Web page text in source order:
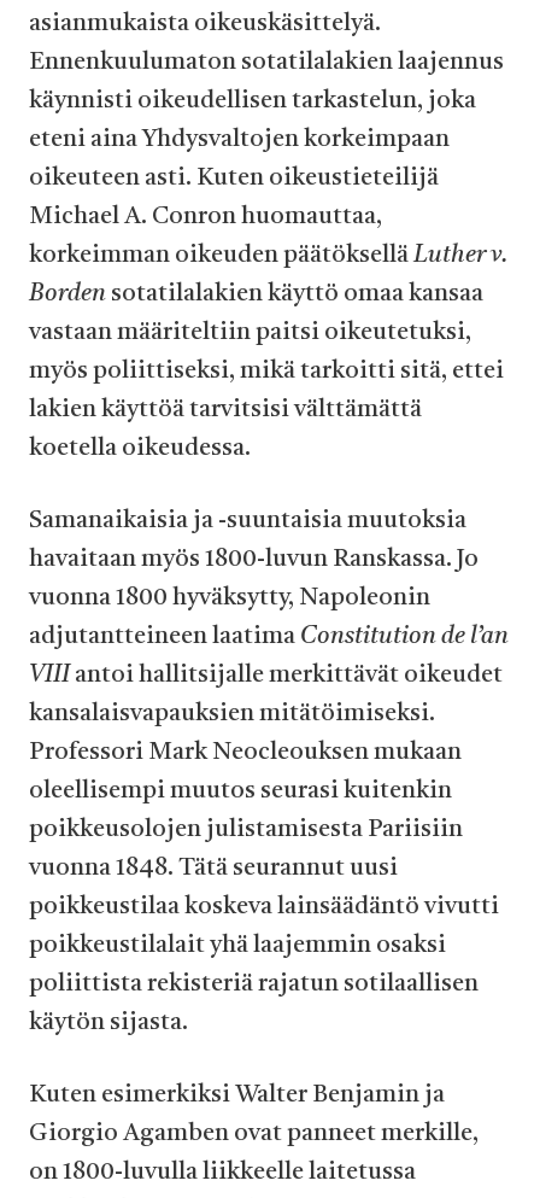
asianmukaista oikeuskäsittelyä.
Ennenkuulumaton sotatilalakien laajennus
käynnisti oikeudellisen tarkastelun, joka
eteni aina Yhdysvaltojen korkeimpaan
oikeuteen asti. Kuten oikeustieteilijä
Michael A. Conron huomauttaa,
korkeimman oikeuden päätökselläLuther v.
Borden sotatilalakien käyttö omaa kansaa
vastaan määriteltiin paitsi oikeutetuksi,
myös poliittiseksi, mikä tarkoitti sitä, ettei
lakien käyttöä tarvitsisi välttämättä
koetella oikeudessa.
Samanaikaisia ja -suuntaisia muutoksia
havaitaan myös 1800-luvun Ranskassa. Jo
vuonna 1800 hyväksytty, Napoleonin
adjutantteineen laatima Constitution de l’an
VIII antoi hallitsijalle merkittävät oikeudet
kansalaisvapauksien mitätöimiseksi.
Professori Mark Neocleouksen mukaan
oleellisempi muutos seurasi kuitenkin
poikkeusolojen julistamisesta Pariisiin
vuonna 1848. Tätä seurannut uusi
poikkeustilaa koskeva lainsäädäntö vivutti
poikkeustilalait yhä laajemmin osaksi
poliittista rekisteriä rajatun sotilaallisen
käytön sijasta.
Kuten esimerkiksi Walter Benjamin ja
Giorgio Agamben ovat panneet merkille,
on 1800-luvulla liikkeelle laitetussa